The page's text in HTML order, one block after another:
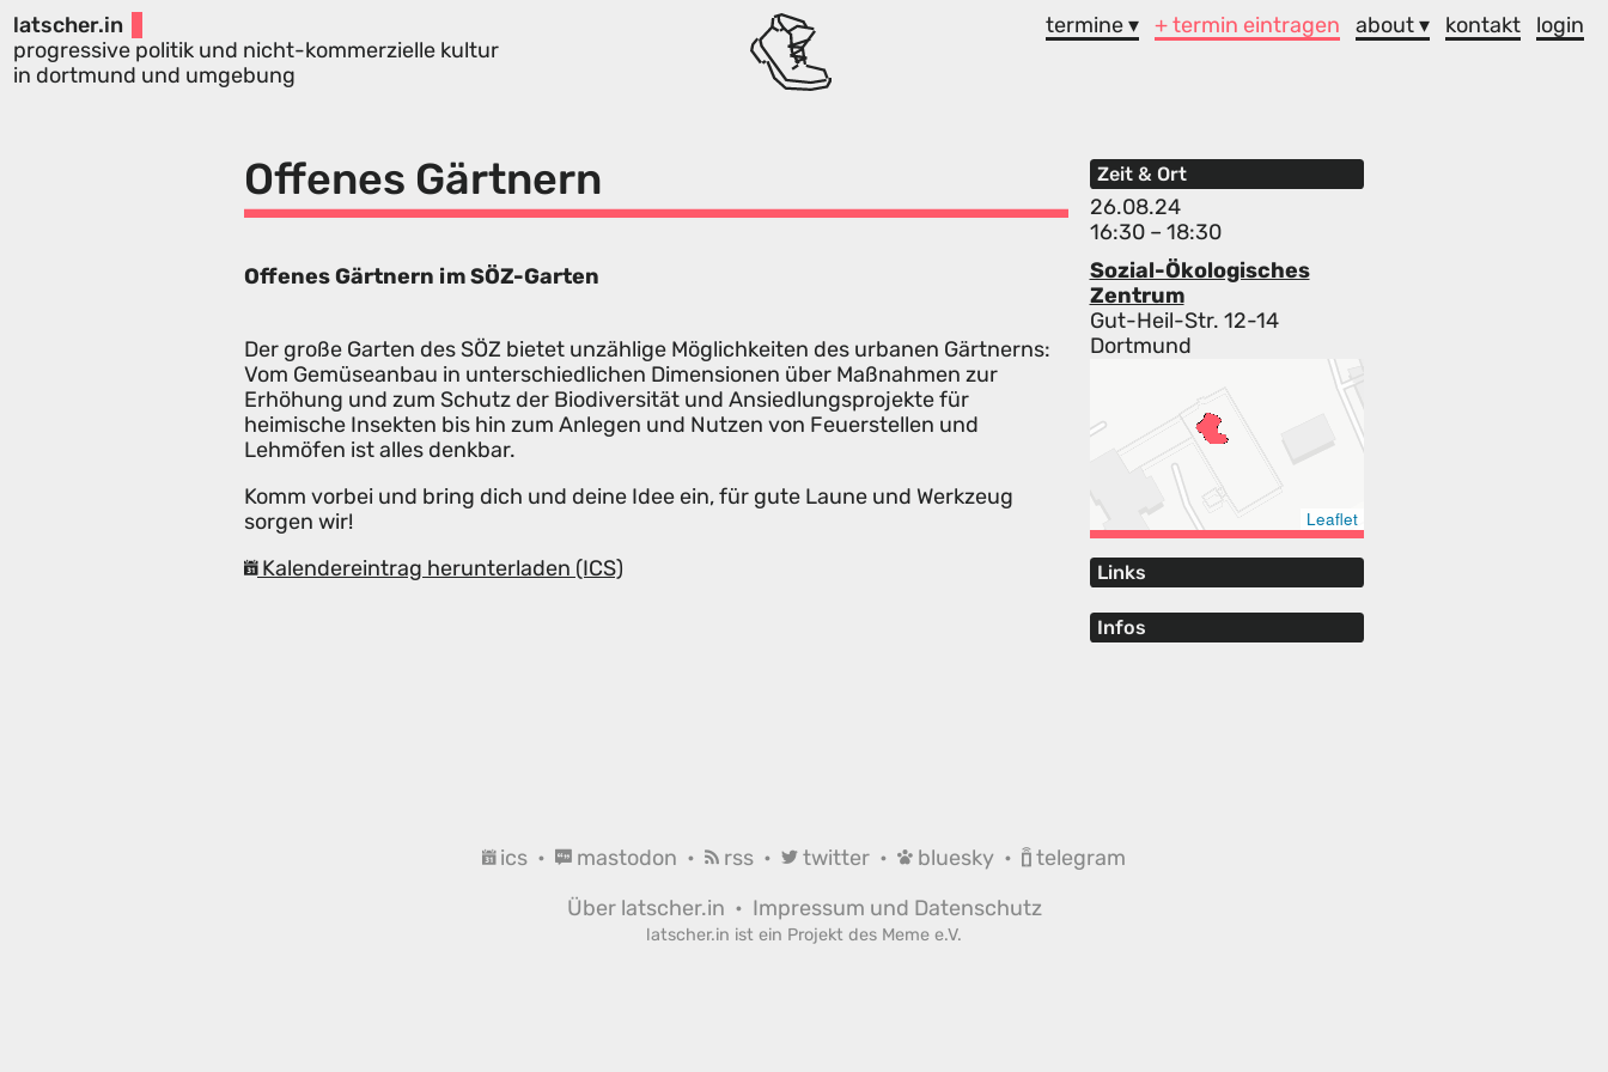
latscher.in
progressive politik und nicht-kommerzielle kultur
in dortmund und umgebung
termine ▾ + termin eintragen about ▾ kontakt login
Offenes Gärtnern Zeit & Ort
26.08.24
16:30 – 18:30
Sozial-Ökologisches
Zentrum
Gut-Heil-Str. 12-14
Dortmund
Leaflet
Links
Infos
Offenes Gärtnern im SÖZ-Garten
Der große Garten des SÖZ bietet unzählige Möglichkeiten des urbanen Gärtnerns:
Vom Gemüseanbau in unterschiedlichen Dimensionen über Maßnahmen zur
Erhöhung und zum Schutz der Biodiversität und Ansiedlungsprojekte für
heimische Insekten bis hin zum Anlegen und Nutzen von Feuerstellen und
Lehmöfen ist alles denkbar.
Komm vorbei und bring dich und deine Idee ein, für gute Laune und Werkzeug
sorgen wir!
Kalendereintrag herunterladen (ICS)
ics • mastodon • rss • twitter • bluesky •
telegram
Über latscher.in • Impressum und Datenschutz
latscher.in ist ein Projekt des Meme e.V.